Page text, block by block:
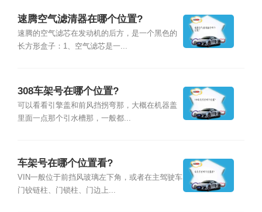
速腾空气滤清器在哪个位置?
速腾的空气滤芯在发动机的后方，是一个黑色的
长方形盒子：1、空气滤芯是一...
308车架号在哪个位置?
可以看看引擎盖和前风挡拐弯那，大概在机器盖
里面一点那个引水槽那，一般都...
车架号在哪个位置看?
VIN一般位于前挡风玻璃左下角，或者在主驾驶车
门铰链柱、门锁柱、门边上...